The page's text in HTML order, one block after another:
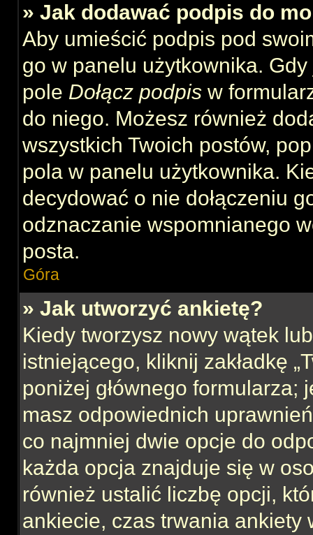
» Jak dodawać podpis do
Aby umieścić podpis pod
go w panelu użytkownika.
pole Dołącz podpis w
do niego. Możesz również
wszystkich Twoich postów,
pola w panelu użytkownika.
decydować o nie dołączeniu
odznaczanie wspomnianego
posta.
Góra
» Jak utworzyć ankietę?
Kiedy tworzysz nowy wątek
istniejącego, kliknij zakładkę
poniżej głównego formularza;
masz odpowiednich
co najmniej dwie opcje do
każda opcja znajduje się w
również ustalić liczbę opcji,
ankiecie, czas trwania ankiety